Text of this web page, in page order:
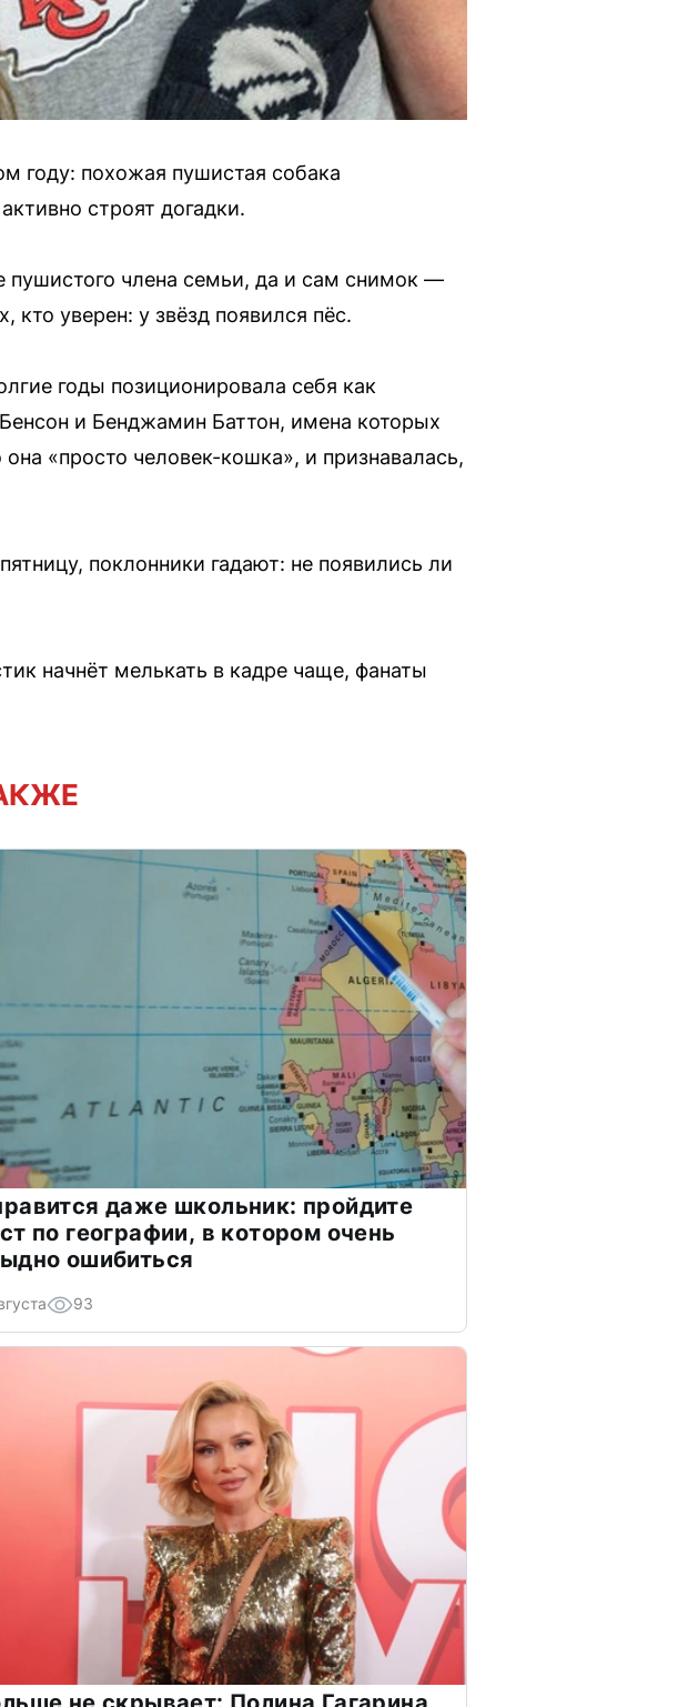
году: похожая пушистая собака
строят догадки.
пушистого члена семьи, да и сам снимок —
кто уверен: у звёзд появился пёс.
годы позиционировала себя как
и Бенджамин Баттон, имена которых
«просто человек-кошка», и признавалась,
поклонники гадают: не появились ли
начнёт мелькать в кадре чаще, фанаты
даже школьник: пройдите
по географии, в котором очень
ошибиться
93